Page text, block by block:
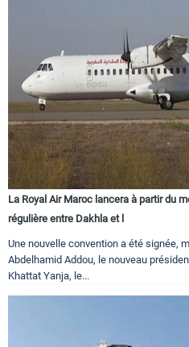
La Royal Air Maroc lancera à partir du
régulière entre Dakhla et l
Une nouvelle convention a été signée,
Abdelhamid Addou, le nouveau
Khattat Yanja, le...